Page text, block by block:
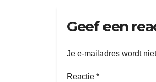
Geef een
Je e-mailadres wordt
Reactie *